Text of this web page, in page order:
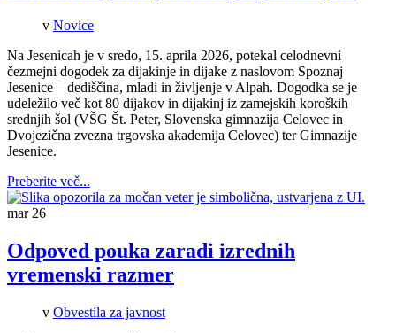
v Novice
Na Jesenicah je v sredo, 15. aprila 2026, potekal celodnevni
čezmejni dogodek za dijakinje in dijake z naslovom Spoznaj
Jesenice – dediščina, mladi in življenje v Alpah. Dogodka se je
udeležilo več kot 80 dijakov in dijakinj iz zamejskih koroških
srednjih šol (VŠG Št. Peter, Slovenska gimnazija Celovec in
Dvojezična zvezna trgovska akademija Celovec) ter Gimnazije
Jesenice.
Preberite več...
mar 26
Odpoved pouka zaradi izrednih
vremenski razmer
v Obvestila za javnost